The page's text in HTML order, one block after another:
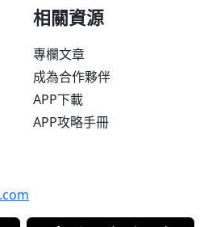
相關資源
專欄文章
成為合作夥伴
APP下載
APP攻略手冊